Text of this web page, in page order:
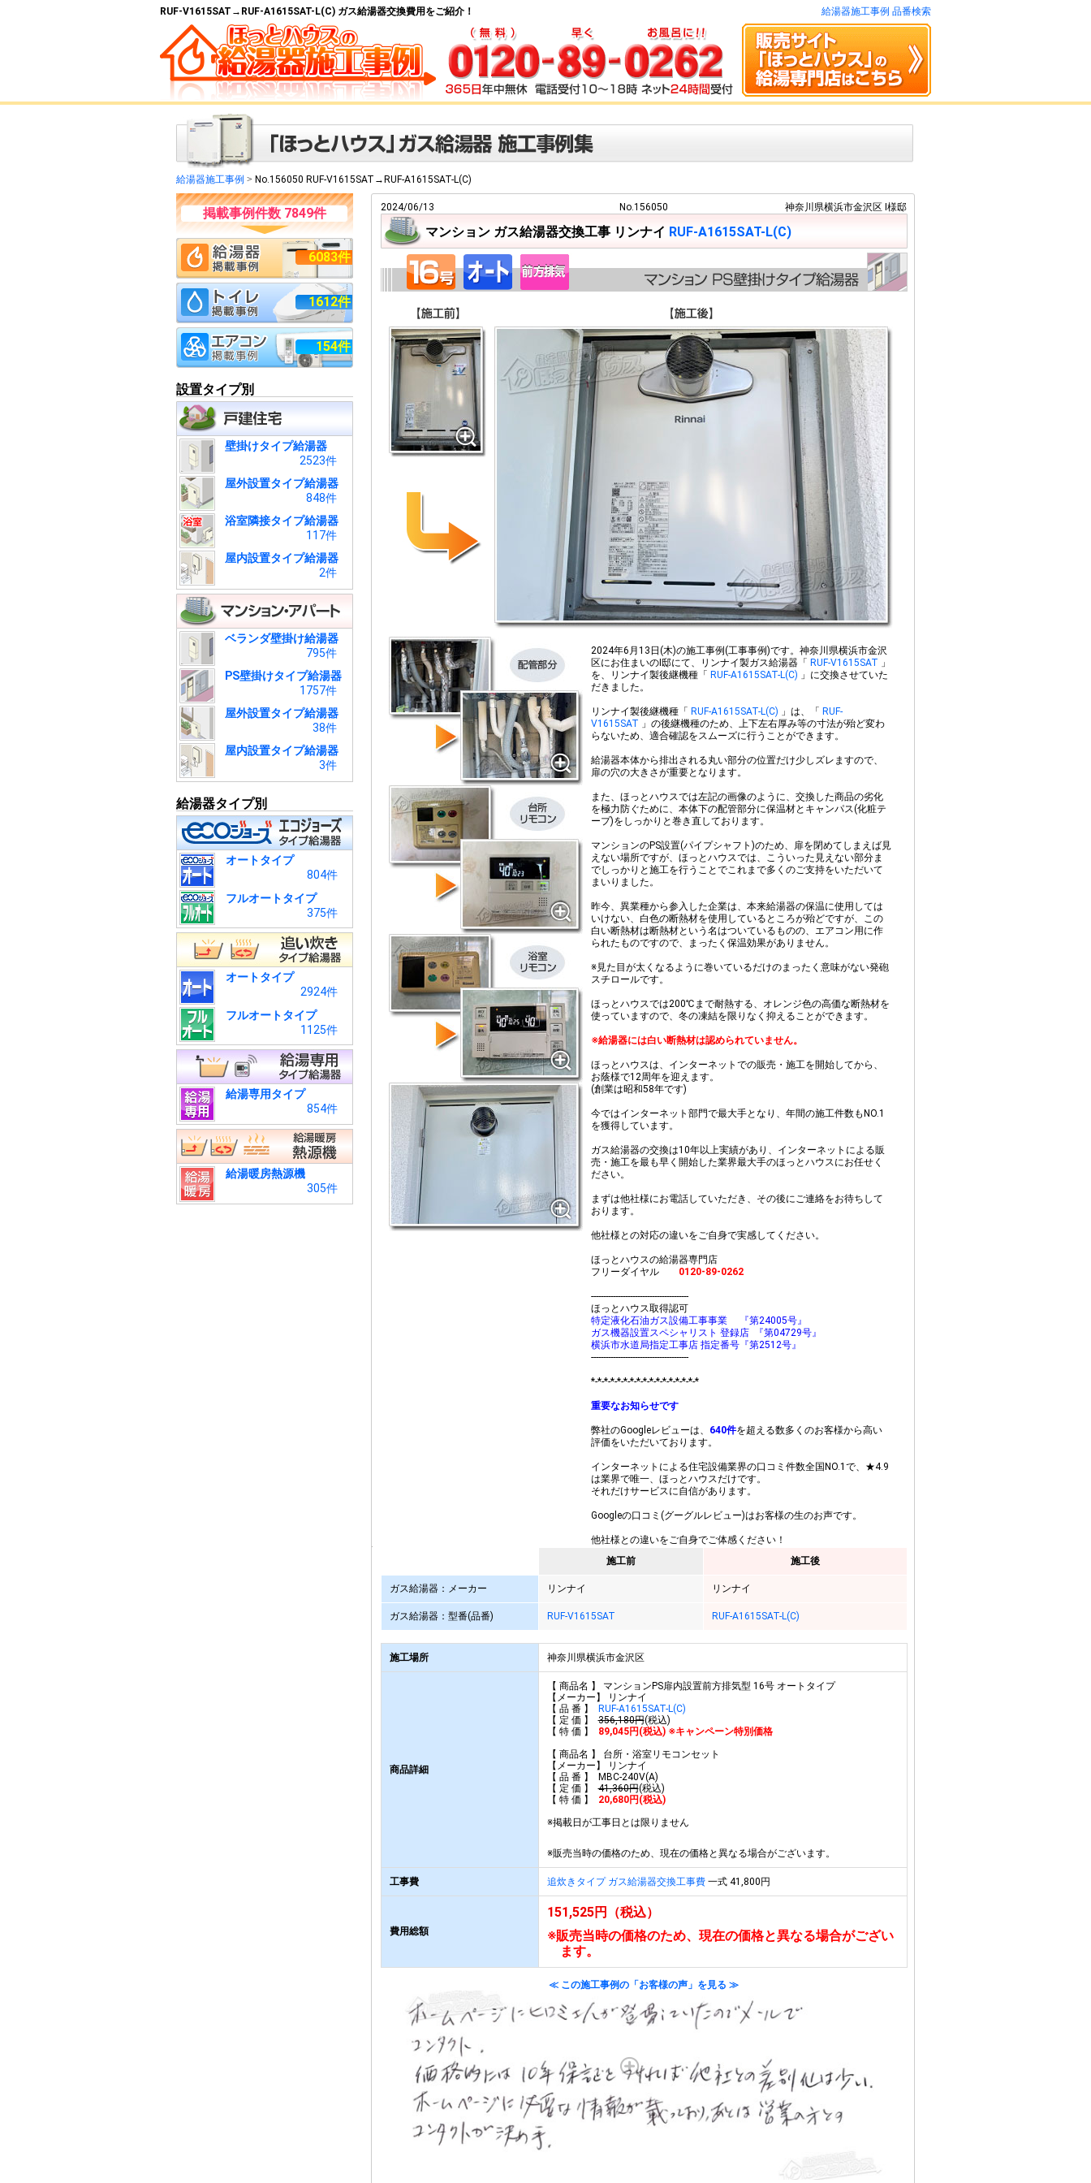
RUF-V1615SAT→RUF-A1615SAT-L(C) ガス給湯器交換費用をご紹介！ 給湯器施工事例 品番検索
給湯器施工事例 > No.156050 RUF-V1615SAT→RUF-A1615SAT-L(C)
掲載事例件数 7849件
6083件
1612件
154件
設置タイプ別
壁掛けタイプ給湯器
2523件
屋外設置タイプ給湯器
848件
浴室隣接タイプ給湯器
117件
屋内設置タイプ給湯器
2件
ベランダ壁掛け給湯器
795件
PS壁掛けタイプ給湯器
1757件
屋外設置タイプ給湯器
38件
屋内設置タイプ給湯器
3件
給湯器タイプ別
オートタイプ
804件
フルオートタイプ
375件
オートタイプ
2924件
フルオートタイプ
1125件
給湯専用タイプ
854件
給湯暖房熱源機
305件
2024/06/13 No.156050 神奈川県横浜市金沢区 I様邸
マンション ガス給湯器交換工事 リンナイ RUF-A1615SAT-L(C)
2024年6月13日(木)の施工事例(工事事例)です。 神奈川県横浜市金沢
区にお住まいのI 邸にて、リンナイ製ガス給湯器「 RUF-V1615SAT 」
を、リンナイ製後継機種「
RUF-A1615SAT-L(C) 」に交換させていた
だきました。
リンナイ製後継機種「 RUF-A1615SAT-L(C) 」は、「
RUF-
V1615SAT 」の後継機種のため、上下左右厚み等の寸法が殆ど変わ
らないため、適合確認をスムーズに行うことができます。
給湯器本体から排出される丸い部分の位置だけ少しズレますので、
扉の穴の大きさが重要となります。
また、ほっとハウスでは左記の画像のように、交換した商品の劣化
を極力防ぐために、本体下の配管部分に保温材とキャンパス(化粧テ
ープ)をしっかりと巻き直しております。
マンションのPS設置(パイプシャフト)のため、扉を閉めてしまえば見
えない場所ですが、ほっとハウスでは、こういった見えない部分ま
でしっかりと施工を行うことでこれまで多くのご支持をいただいて
まいりました。
昨今、異業種から参入した企業は、本来給湯器の保温に使用しては
いけない、白色の断熱材を使用しているところが殆どですが、この
白い断熱材は断熱材という名はついているものの、エアコン用に作
られたものですので、まったく保温効果がありません。
※見た目が太くなるように巻いているだけのまったく意味がない発砲
スチロールです。
ほっとハウスでは200℃まで耐熱する、オレンジ色の高価な断熱材を
使っていますので、冬の凍結を限りなく抑えることができます。
※給湯器には白い断熱材は認められていません。
ほっとハウスは、インターネットでの販売・施工を開始してから、
お蔭様で12周年を迎えます。
(創業は昭和58年です)
今ではインターネット部門で最大手となり、年間の施工件数もNO.1
を獲得しています。
ガス給湯器の交換は10年以上実績があり、インターネットによる販
売・施工を最も早く開始した業界最大手のほっとハウスにお任せく
ださい。
まずは他社様にお電話していただき、その後にご連絡をお待ちして
おります。
他社様との対応の違いをご自身で実感してください。
ほっとハウスの給湯器専門店
フリーダイヤル
0120-89-0262
----------------------------------------
ほっとハウス取得認可
特定液化石油ガス設備工事事業 『第24005号』
ガス機器設置スペシャリスト 登録店 『第04729号』
横浜市水道局指定工事店 指定番号『第2512号』
----------------------------------------
*-*-*-*-*-*-*-*-*-*-*-*-*-*-*-*-*
重要なお知らせです
弊社のGoogleレビューは、 640件を超える数多くのお客様から高い
評価をいただいております。
インターネットによる住宅設備業界の口コミ件数全国NO.1で、★4.9
は業界で唯一、ほっとハウスだけです。
それだけサービスに自信があります。
Googleの口コミ(グーグルレビュー)はお客様の生のお声です。
他社様との違いをご自身でご体感ください！
施工前
施工後
ガス給湯器：メーカー リンナイ リンナイ
ガス給湯器：型番(品番) RUF-V1615SAT RUF-A1615SAT-L(C)
施工場所 神奈川県横浜市金沢区
商品詳細
【 商品名 】 マンションPS扉内設置前方排気型 16号 オートタイプ
【メーカー】 リンナイ
【 品 番 】 RUF-A1615SAT-L(C)
【 定 価 】356,180円(税込)
【 特 価 】
89,045円(税込) ※キャンペーン特別価格
【 商品名 】 台所・浴室リモコンセット
【メーカー】 リンナイ
【 品 番 】 MBC-240V(A)
【 定 価 】41,360円(税込)
【 特 価 】
20,680円(税込)
※掲載日が工事日とは限りません
※販売当時の価格のため、現在の価格と異なる場合がございます。
工事費 追炊きタイプ ガス給湯器交換工事費一式 41,800円
費用総額
151,525円（税込）
※販売当時の価格のため、現在の価格と異なる場合がござい
ます。
≪ この施工事例の「お客様の声」を見る ≫